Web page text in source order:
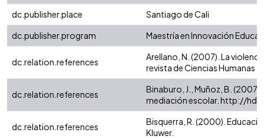
dc.publisher.place
Santiago de Cali
dc.publisher.program
Maestría en Innovación
dc.relation.references
Arellano, N. (2007). La
revista de Ciencias Humanas ,
dc.relation.references
Binaburo, J., Muñoz, B.
mediación escolar. http://
dc.relation.references
Bisquerra, R. (2000).
Kluwer.